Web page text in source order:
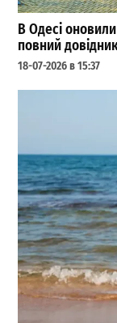
В Одесі
повний
18-07-2026 в 15:37